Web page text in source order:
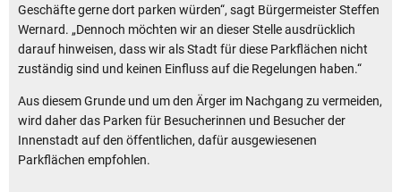
Geschäfte gerne dort parken würden“, sagt Bürgermeister Steffen
Wernard. „Dennoch möchten wir an dieser Stelle ausdrücklich
darauf hinweisen, dass wir als Stadt für diese Parkflächen nicht
zuständig sind und keinen Einfluss auf die Regelungen haben.“
Aus diesem Grunde und um den Ärger im Nachgang zu vermeiden,
wird daher das Parken für Besucherinnen und Besucher der
Innenstadt auf den öffentlichen, dafür ausgewiesenen
Parkflächen empfohlen.